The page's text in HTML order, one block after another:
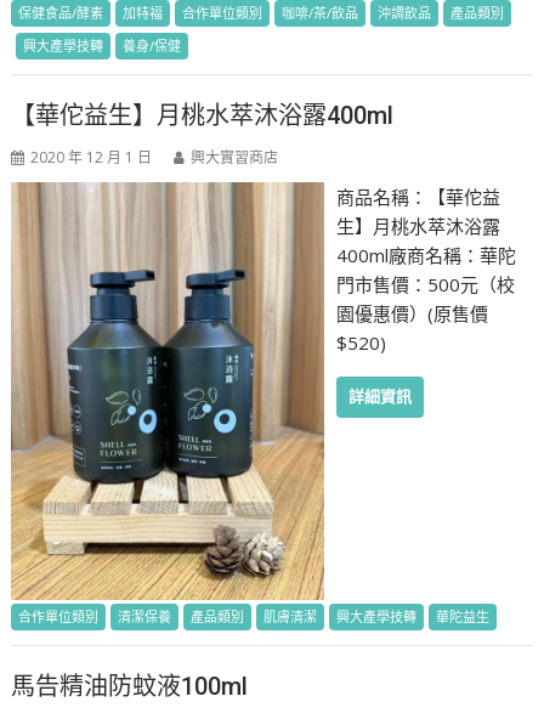
保健食品/酵素 加特福 合作單位類別 咖啡/茶/飲品 沖調飲品
產品類別
興大產學技轉
養身/保健
【華佗益生】月桃水萃沐浴露400ml
2020 年 12 月 1 日 興大實習商店
商品名稱：【華佗益
生】月桃水萃沐浴露
400ml廠商名稱：華陀
門市售價：500元（校
園優惠價）(原售價
$520)
詳細資訊
合作單位類別 清潔保養 產品類別 肌膚清潔 興大產學技轉 華陀益生
馬告精油防蚊液100ml